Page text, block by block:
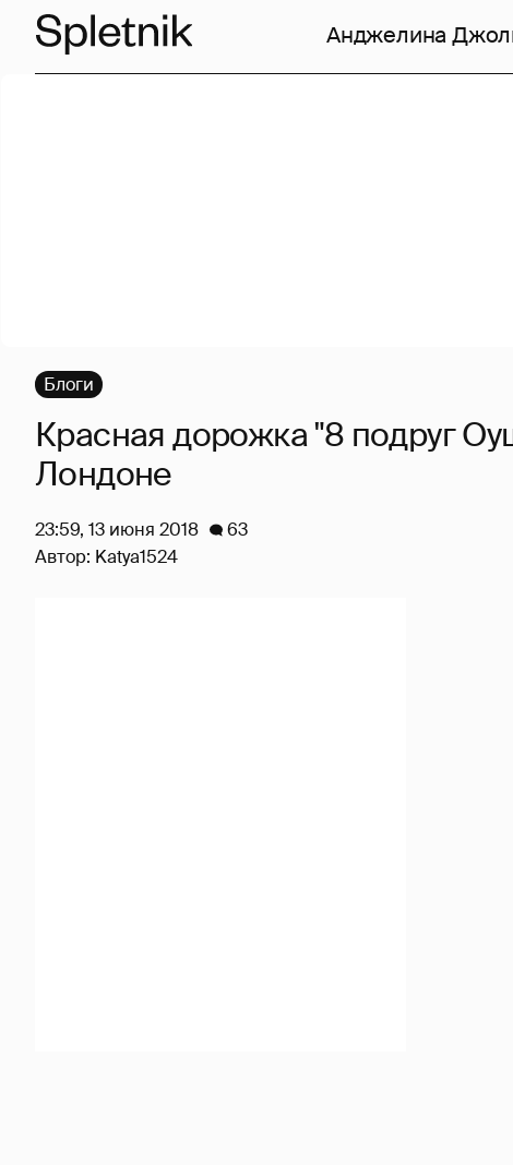
Анджелина
Блоги
Красная дорожка "8 подруг
Лондоне
23:59, 13 июня 2018
63
Автор: Katya1524